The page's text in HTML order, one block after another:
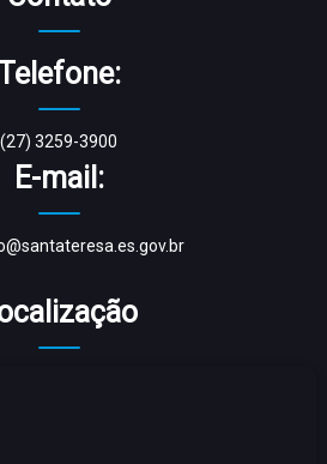
(27) 3259-3900
E-mail: